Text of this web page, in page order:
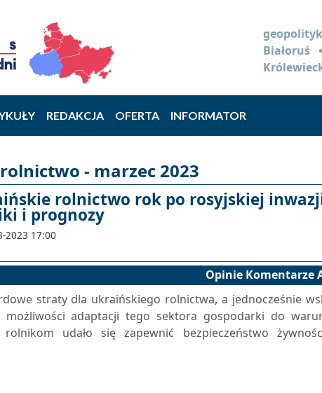
REDAKCJA OFERTA INFORMATOR
- marzec 2023
rolnictwo rok po rosyjskiej
i prognozy
2023 17:00
Opinie Komentarze
straty dla ukraińskiego rolnictwa, a jednocześnie
adaptacji tego sektora gospodarki do
udało się zapewnić bezpieczeństwo